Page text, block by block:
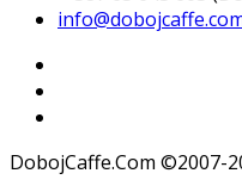
DobojCaffe.Com ©2007-